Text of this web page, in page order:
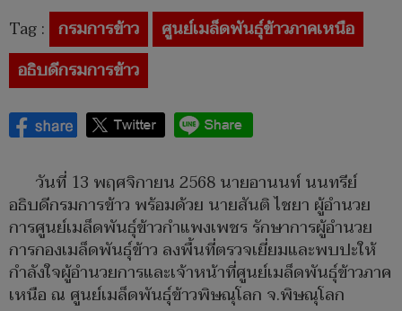
Tag : กรมการข้าว
ศูนย์เมล็ดพันธุ์ข้าวภาคเหนือ
อธิบดีกรมการข้าว
วันที่ 13 พฤศจิกายน 2568 นายอานนท์ นนทรีย์
อธิบดีกรมการข้าว พร้อมด้วย นายสันติ ไชยา ผู้อำนวย
การศูนย์เมล็ดพันธุ์ข้าวกำแพงเพชร รักษาการผู้อำนวย
การกองเมล็ดพันธุ์ข้าว ลงพื้นที่ตรวจเยี่ยมและพบปะให้
กำลังใจผู้อำนวยการและเจ้าหน้าที่ศูนย์เมล็ดพันธุ์ข้าวภาค
เหนือ ณ ศูนย์เมล็ดพันธุ์ข้าวพิษณุโลก จ.พิษณุโลก